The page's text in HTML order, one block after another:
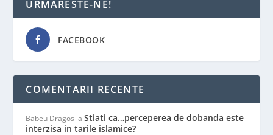
URMARESTE-NE!
FACEBOOK
COMENTARII RECENTE
Babeu Dragos laStiati ca…perceperea de dobanda este
interzisa in tarile islamice?